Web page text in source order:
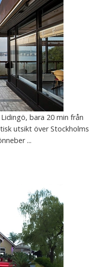
bara 20 min från
utsikt över Stockholms
...